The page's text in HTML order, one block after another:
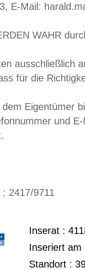
E-Mail:
WAHR
ausschließlich
für die
Eigentümer
und
2417/9711
Inserat :
Inseriert am
Standort :